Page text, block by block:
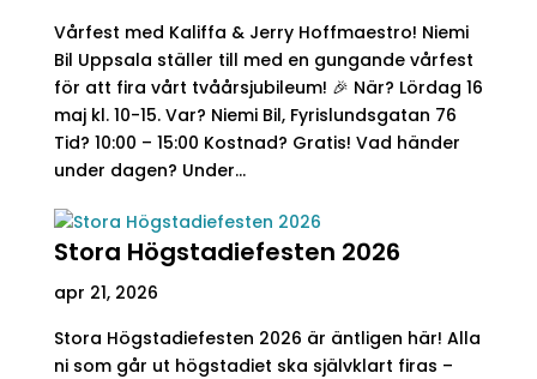
Vårfest med Kaliffa & Jerry Hoffmaestro! Niemi
Bil Uppsala ställer till med en gungande vårfest
för att fira vårt tvåårsjubileum! 🎉 När? Lördag 16
maj kl. 10-15. Var? Niemi Bil, Fyrislundsgatan 76
Tid? 10:00 – 15:00 Kostnad? Gratis! Vad händer
under dagen? Under...
Stora Högstadiefesten 2026
apr 21, 2026
Stora Högstadiefesten 2026 är äntligen här! Alla
ni som går ut högstadiet ska självklart firas –